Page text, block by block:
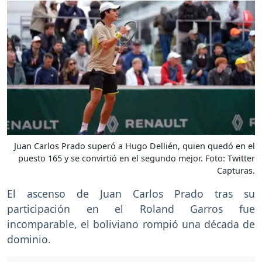
Juan Carlos Prado superó a Hugo Dellién, quien quedó en el
puesto 165 y se convirtió en el segundo mejor. Foto: Twitter
Capturas.
El ascenso de Juan Carlos Prado tras su
participación en el Roland Garros fue
incomparable, el boliviano rompió una década de
dominio.